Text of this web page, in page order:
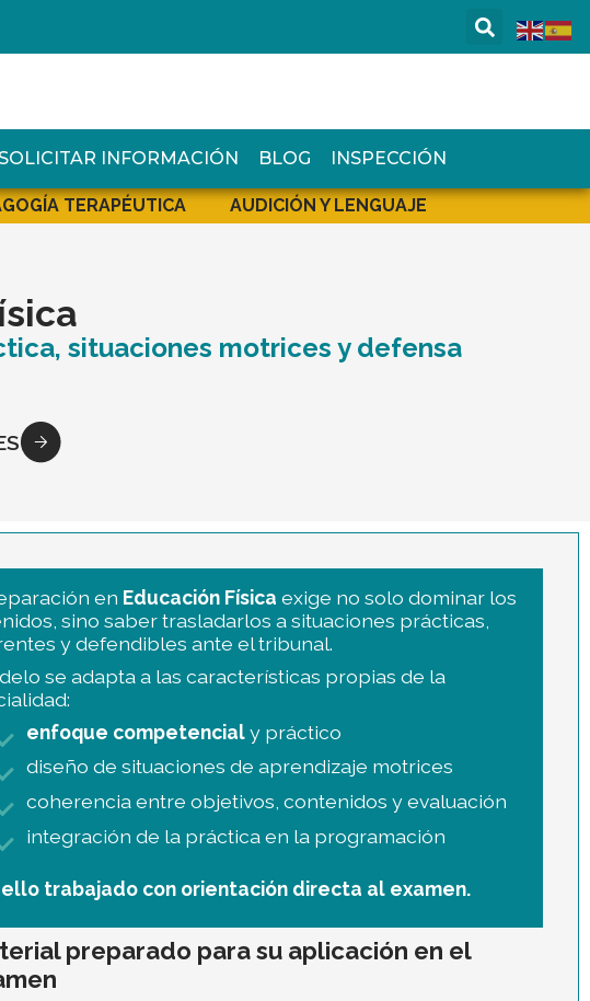
INFORMACIÓN BLOG INSPECCIÓN
TERAPÉUTICA AUDICIÓN Y LENGUAJE
situaciones motrices y defensa
en Educación Física exige no solo dominar los
sino saber trasladarlos a situaciones prácticas,
y defendibles ante el tribunal.
se adapta a las características propias de la
enfoque competencialy práctico
diseño de situaciones de aprendizaje motrices
coherencia entre objetivos, contenidos y evaluación
integración de la práctica en la programación
ello trabajado con orientación directa al examen.
preparado para su aplicación en el